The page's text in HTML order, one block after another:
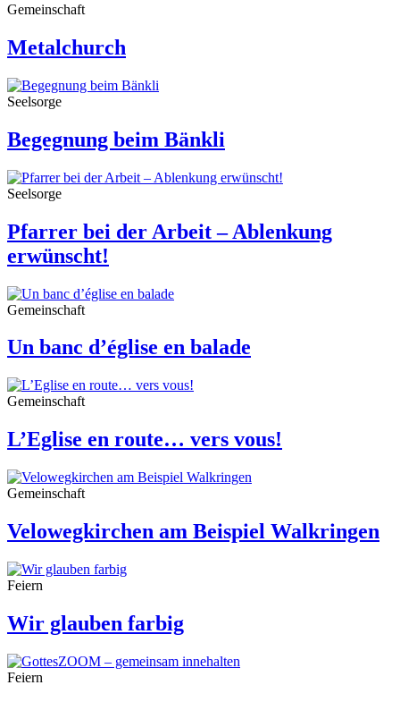
Gemeinschaft
Metalchurch
Seelsorge
Begegnung beim Bänkli
Seelsorge
Pfarrer bei der Arbeit – Ablenkung
erwünscht!
Gemeinschaft
Un banc d’église en balade
Gemeinschaft
L’Eglise en route… vers vous!
Gemeinschaft
Velowegkirchen am Beispiel Walkringen
Feiern
Wir glauben farbig
Feiern